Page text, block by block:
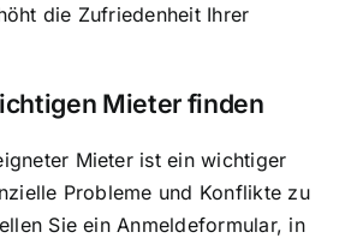
die Zufriedenheit Ihrer
Mieter finden
Mieter ist ein wichtiger
Probleme und Konflikte zu
Sie ein Anmeldeformular, in